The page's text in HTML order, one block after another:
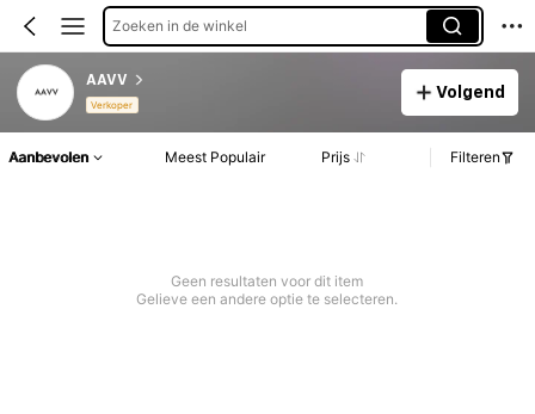
Zoeken in de winkel
AAVV
Verkoper
Volgend
Aanbevolen Meest Populair Prijs Filteren
Geen resultaten voor dit item
Gelieve een andere optie te selecteren.